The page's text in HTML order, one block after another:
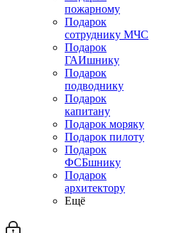
пожарному
Подарок
сотруднику МЧС
Подарок
ГАИшнику
Подарок
подводнику
Подарок
капитану
Подарок моряку
Подарок пилоту
Подарок
ФСБшнику
Подарок
архитектору
Ещё